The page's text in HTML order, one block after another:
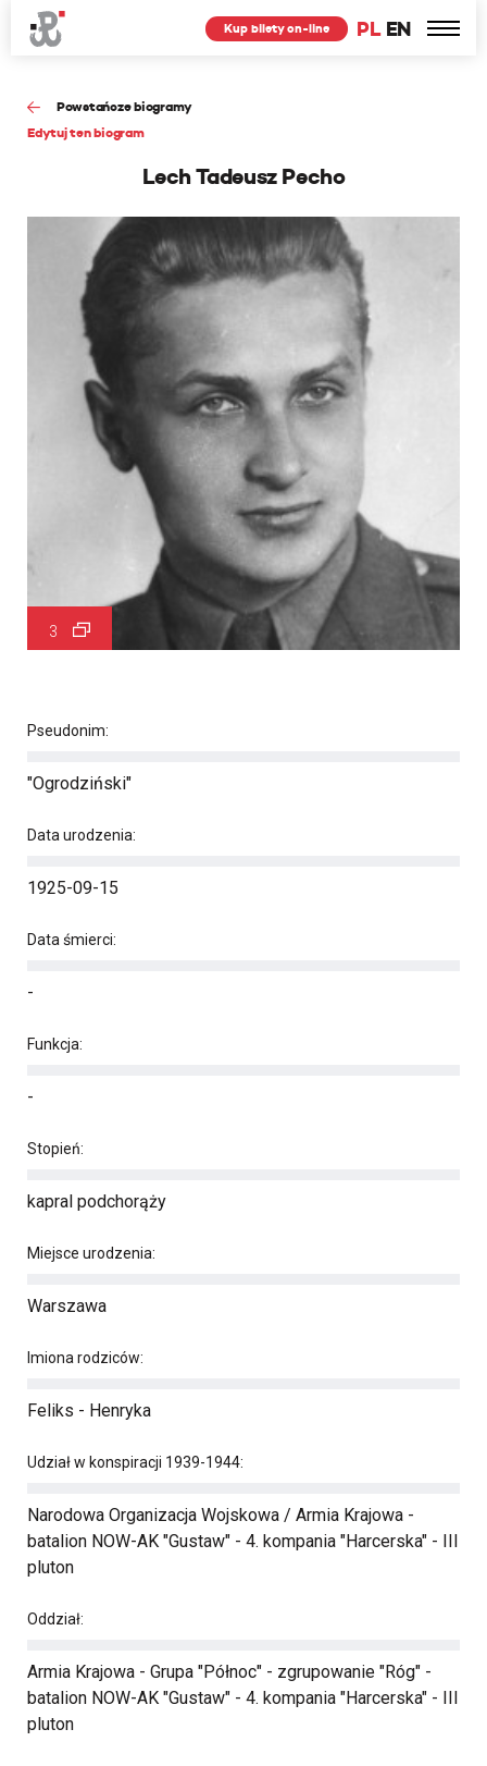
PL EN
Kup bilety on-line
Powstańcze biogramy
Edytuj ten biogram
Lech Tadeusz Pecho
3
Pseudonim:
"Ogrodziński"
Data urodzenia:
1925-09-15
Data śmierci:
-
Funkcja:
-
Stopień:
kapral podchorąży
Miejsce urodzenia:
Warszawa
Imiona rodziców:
Feliks - Henryka
Udział w konspiracji 1939-1944:
Narodowa Organizacja Wojskowa / Armia Krajowa -
batalion NOW-AK "Gustaw" - 4. kompania "Harcerska" - III
pluton
Oddział:
Armia Krajowa - Grupa "Północ" - zgrupowanie "Róg" -
batalion NOW-AK "Gustaw" - 4. kompania "Harcerska" - III
pluton